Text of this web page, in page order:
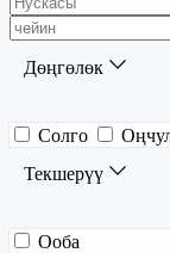
Дөңгөлөк
Солго
Текшерүү
Ооба